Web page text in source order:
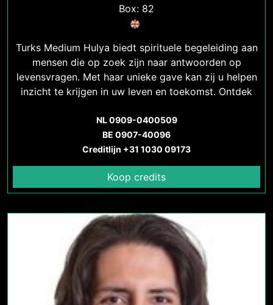
Box: 82
Turks Medium Hulya biedt spirituele begeleiding aan
mensen die op zoek zijn naar antwoorden op
levensvragen. Met haar unieke gave kan zij u helpen
inzicht te krijgen in uw leven en toekomst. Ontdek
Medium Hulya.
NL 0909-0400509
BE 0907-40096
Creditlijn +31 1030 09173
Koop credits